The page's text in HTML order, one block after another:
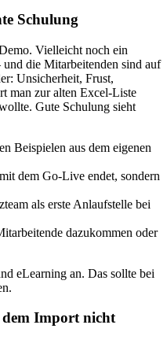
Schulung
Vielleicht noch ein
die Mitarbeitenden sind auf
Unsicherheit, Frust,
man zur alten Excel-Liste
Gute Schulung sieht
Beispielen aus dem eigenen
dem Go-Live endet, sondern
als erste Anlaufstelle bei
dazukommen oder
eLearning an. Das sollte bei
Import nicht